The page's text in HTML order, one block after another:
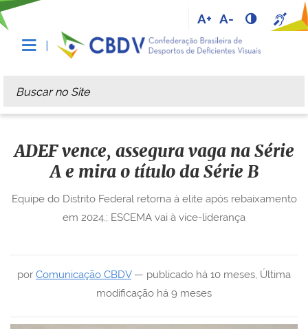
A+ A-
Busca
Busca Avançada…
ADEF vence, assegura vaga na Série
A e mira o título da Série B
por Comunicação CBDV— publicado há 10 meses, Última
modificação há 9 meses
Equipe do Distrito Federal retorna à elite após rebaixamento
em 2024.; ESCEMA vai à vice-liderança